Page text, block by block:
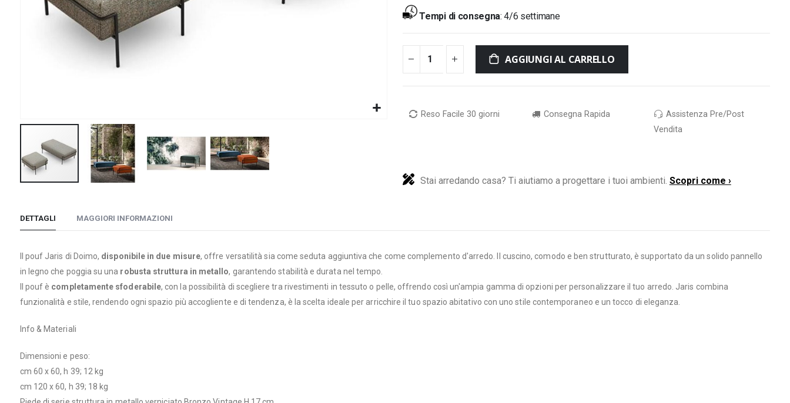
della
galleria
immagini
Tempi di consegna:4/6 settimane
AGGIUNGI AL CARRELLO
Reso Facile 30 giorni Consegna Rapida
Assistenza Pre/Post
Vendita
Stai arredando casa? Ti aiutiamo a progettare i tuoi ambienti. Scopri come ›
DETTAGLI
Il pouf Jaris di Doimo, disponibile in due misure, offre versatilità sia come seduta aggiuntiva che come complemento d'arredo. Il cuscino, comodo e ben strutturato, è supportato da un solido pannello
in legno che poggia su una robusta struttura in metallo, garantendo stabilità e durata nel tempo.
Il pouf è completamente sfoderabile, con la possibilità di scegliere tra rivestimenti in tessuto o pelle, offrendo così un'ampia gamma di opzioni per personalizzare il tuo arredo. Jaris combina
funzionalità e stile, rendendo ogni spazio più accogliente e di tendenza, è la scelta ideale per arricchire il tuo spazio abitativo con uno stile contemporaneo e un tocco di eleganza.
Info & Materiali
Dimensioni e peso:
cm 60 x 60, h 39; 12 kg
cm 120 x 60, h 39; 18 kg
MAGGIORI INFORMAZIONI